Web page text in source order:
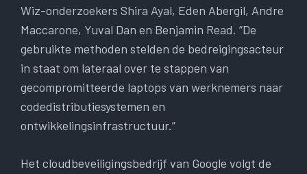
Wiz-onderzoekers Shira Ayal, Eden Abergil, Andre
Maccarone, Yuval Dan en Benjamin Read. “De
gebruikte methoden stelden de bedreigingsacteur
in staat om lateraal over te stappen van
gecompromitteerde laptops van werknemers naar
codedistributiesystemen en
ontwikkelingsinfrastructuur.”
Het cloudbeveiligingsbedrijf van Google volgt de